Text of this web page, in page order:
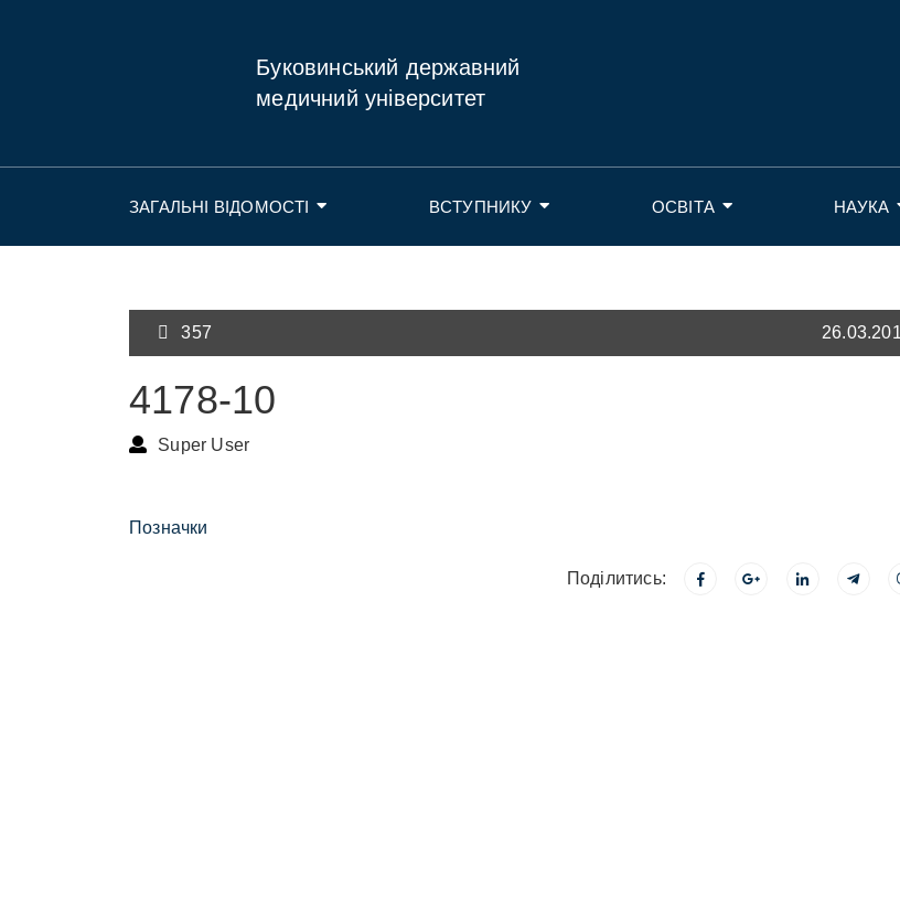
Буковинський державний
медичний університет
ЗАГАЛЬНІ ВІДОМОСТІ ВСТУПНИКУ ОСВІТА НАУКА
357
4178-10
Super User
Позначки
Поділитись: